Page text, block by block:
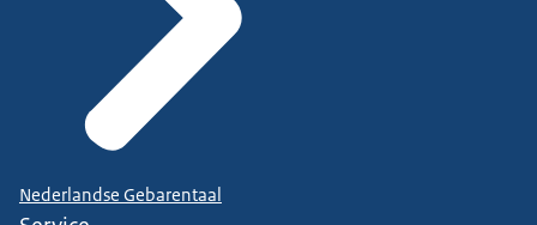
Nederlandse Gebarentaal